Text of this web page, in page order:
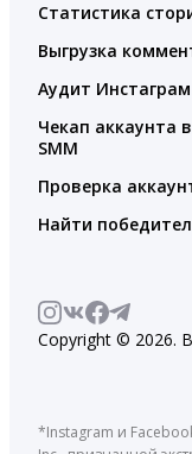
Статистика
Выгрузка
Аудит Инстаграм
Чекап аккаунта
SMM
Проверка
Найти
Copyright © 2026.
*Instagram и